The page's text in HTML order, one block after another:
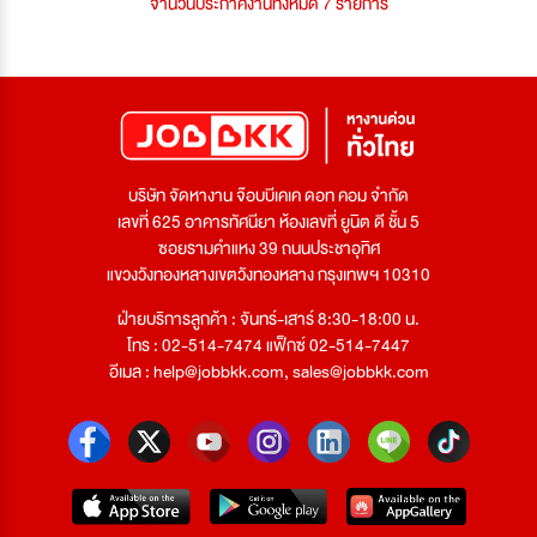
บริษัท จัดหางาน จ๊อบบีเคเค ดอท คอม จำกัด
เลขที่ 625 อาคารทัศนียา ห้องเลขที่ ยูนิต ดี ชั้น 5
ซอยรามคำแหง 39 ถนนประชาอุทิศ
แขวงวังทองหลางเขตวังทองหลาง กรุงเทพฯ 10310
ฝ่ายบริการลูกค้า : จันทร์-เสาร์ 8:30-18:00 น.
โทร : 02-514-7474 แฟ็กซ์ 02-514-7447
อีเมล :help@jobbkk.com,sales@jobbkk.com